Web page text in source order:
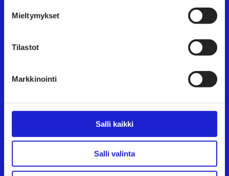
Mieltymykset
Tilastot
Markkinointi
Salli kaikki
Salli valinta
asiantuntijapalveluita, koulutusta ja tapahtumia.
noudattavat kaikki alan yritykset.
Tutustu meihin tarkemmin
Käyntiosoite:Eteläranta 10, 00130 Helsinki
UUTISHUONE